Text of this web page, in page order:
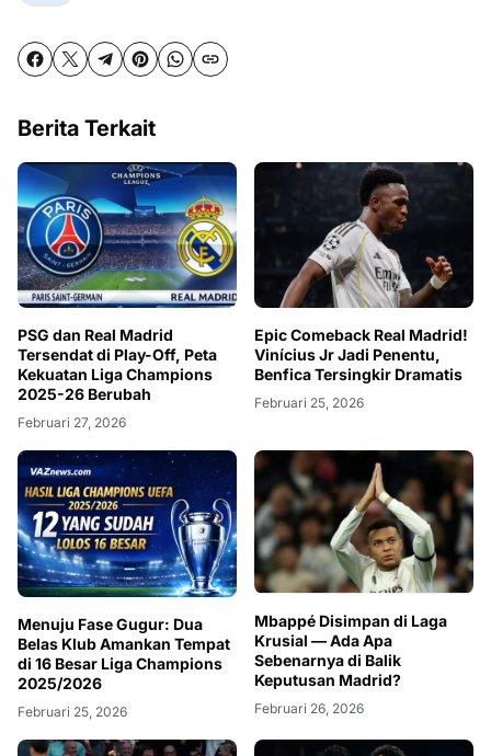
Berita Terkait
PSG dan Real Madrid
Tersendat di Play-Off, Peta
Kekuatan Liga Champions
2025-26 Berubah
Februari 27, 2026
Epic Comeback Real Madrid!
Vinícius Jr Jadi Penentu,
Benfica Tersingkir Dramatis
Februari 25, 2026
Menuju Fase Gugur: Dua
Belas Klub Amankan Tempat
di 16 Besar Liga Champions
2025/2026
Februari 25, 2026
Mbappé Disimpan di Laga
Krusial — Ada Apa
Sebenarnya di Balik
Keputusan Madrid?
Februari 26, 2026